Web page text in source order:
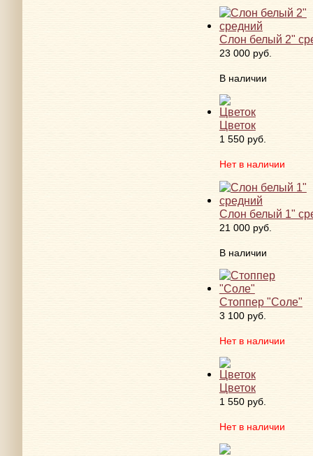
Слон белый 2"
23 000 руб.
В наличии
Цветок
1 550 руб.
Нет в наличии
Слон белый 1"
21 000 руб.
В наличии
Стоппер "Соле"
3 100 руб.
Нет в наличии
Цветок
1 550 руб.
Нет в наличии